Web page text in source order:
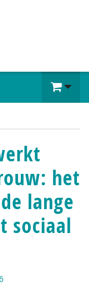
het
lange
sociaal